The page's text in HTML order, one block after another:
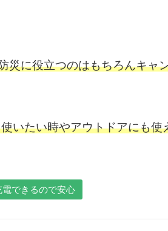
災に役立つのはもちろんキャ
いたい時やアウトドアにも使
できるので安心